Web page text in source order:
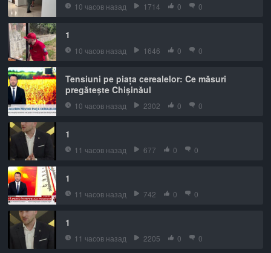
10 часов назад 1714 0 0
1
10 часов назад 1646 0 0
Tensiuni pe piața cerealelor: Ce măsuri
pregătește Chișinăul
10 часов назад 2302 0 0
1
11 часов назад 677 0 0
1
11 часов назад 742 0 0
1
11 часов назад 2205 0 0